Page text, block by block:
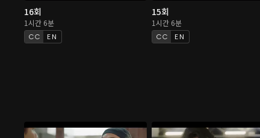
16회
1시간 6분
EN
15회
1시간 6분
EN